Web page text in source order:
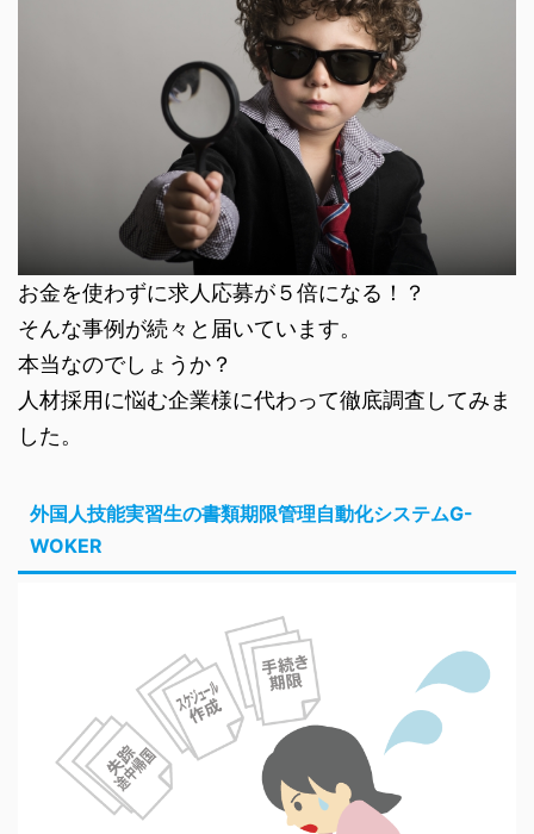
お金を使わずに求人応募が５倍になる！？
そんな事例が続々と届いています。
本当なのでしょうか？
人材採用に悩む企業様に代わって徹底調査してみま
した。
外国人技能実習生の書類期限管理自動化システムG-
WOKER